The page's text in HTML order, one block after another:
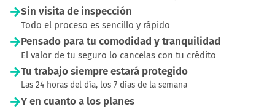
Sin visita de inspección
Todo el proceso es sencillo y rápido
Pensado para tu comodidad y tranquilidad
El valor de tu seguro lo cancelas con tu crédito
Tu trabajo siempre estará protegido
Las 24 horas del día, los 7 días de la semana
Y en cuanto a los planes